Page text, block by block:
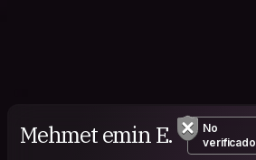
Mehmet emin E.
No
verificado